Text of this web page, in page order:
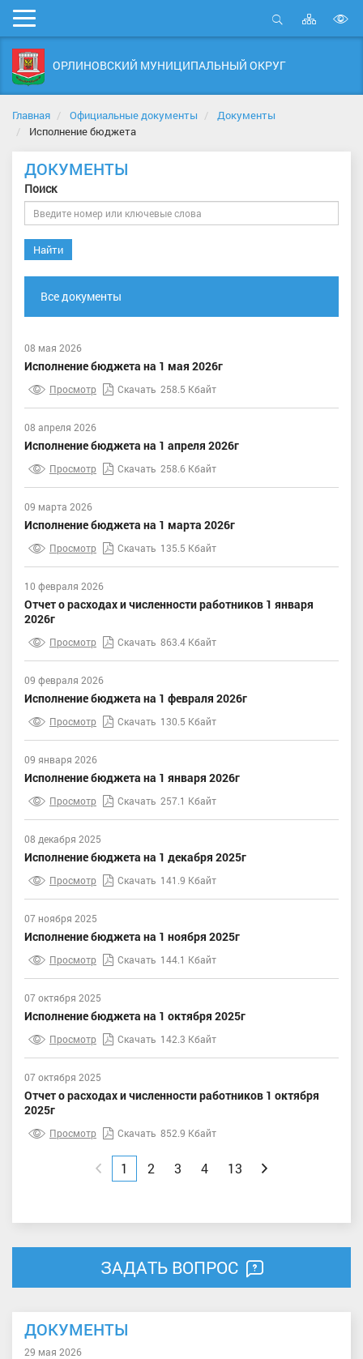
Мобильное
меню
Открыть
Карта
сайта
ОРЛИНОВСКИЙ МУНИЦИПАЛЬНЫЙ ОКРУГ
Главная Официальные документы
Документы
Исполнение бюджета
ДОКУМЕНТЫ
Поиск
Найти
Все документы
08 мая 2026
Исполнение бюджета на 1 мая 2026г
Просмотр Скачать 258.5 Кбайт
08 апреля 2026
Исполнение бюджета на 1 апреля 2026г
Просмотр Скачать 258.6 Кбайт
09 марта 2026
Исполнение бюджета на 1 марта 2026г
Просмотр Скачать 135.5 Кбайт
10 февраля 2026
Отчет о расходах и численности работников 1 января
2026г
Просмотр Скачать 863.4 Кбайт
09 февраля 2026
Исполнение бюджета на 1 февраля 2026г
Просмотр Скачать 130.5 Кбайт
09 января 2026
Исполнение бюджета на 1 января 2026г
Просмотр Скачать 257.1 Кбайт
08 декабря 2025
Исполнение бюджета на 1 декабря 2025г
Просмотр Скачать 141.9 Кбайт
07 ноября 2025
Исполнение бюджета на 1 ноября 2025г
Просмотр Скачать 144.1 Кбайт
07 октября 2025
Исполнение бюджета на 1 октября 2025г
Просмотр Скачать 142.3 Кбайт
07 октября 2025
Отчет о расходах и численности работников 1 октября
2025г
Просмотр Скачать 852.9 Кбайт
1 2 3 4 13 Вперед
ЗАДАТЬ ВОПРОС
ДОКУМЕНТЫ
29 мая 2026